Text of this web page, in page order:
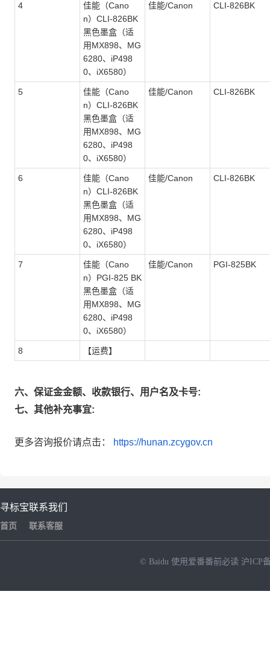
4
佳能（Cano
n）CLI-826BK
黑色墨盒（适
用MX898、MG
6280、iP498
0、iX6580）
佳能/Canon CLI-826BK
5
佳能（Cano
n）CLI-826BK
黑色墨盒（适
用MX898、MG
6280、iP498
0、iX6580）
佳能/Canon CLI-826BK
6
佳能（Cano
n）CLI-826BK
黑色墨盒（适
用MX898、MG
6280、iP498
0、iX6580）
佳能/Canon CLI-826BK
7
佳能（Cano
n）PGI-825 BK
黑色墨盒（适
用MX898、MG
6280、iP498
0、iX6580）
佳能/Canon PGI-825BK
8 【运费】
六、保证金金额、收款银行、用户名及卡号:
七、其他补充事宜:
更多咨询报价请点击： https://hunan.zcygov.cn
寻标宝
首页
联系我们
联系客服
© Baidu 使用爱番番前必读 沪ICP